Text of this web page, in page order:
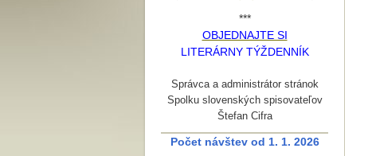
***
OBJEDNAJTE SI
LITERÁRNY TÝŽDENNÍK
Správca a administrátor stránok
Spolku slovenských spisovateľov
Štefan Cifra
Počet návštev od 1. 1. 2026